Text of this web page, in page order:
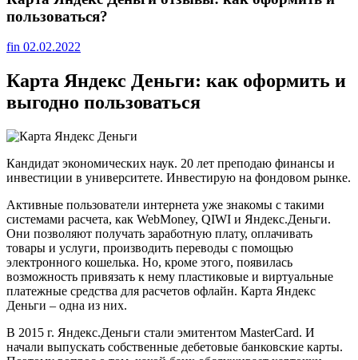
пользоваться?
fin 02.02.2022
Карта Яндекс Деньги: как оформить и
выгодно пользоваться
Кандидат экономических наук. 20 лет преподаю финансы и
инвестиции в университете. Инвестирую на фондовом рынке.
Активные пользователи интернета уже знакомы с такими
системами расчета, как WebMoney, QIWI и Яндекс.Деньги.
Они позволяют получать заработную плату, оплачивать
товары и услуги, производить переводы с помощью
электронного кошелька. Но, кроме этого, появилась
возможность привязать к нему пластиковые и виртуальные
платежные средства для расчетов офлайн. Карта Яндекс
Деньги – одна из них.
В 2015 г. Яндекс.Деньги стали эмитентом MasterCard. И
начали выпускать собственные дебетовые банковские карты.